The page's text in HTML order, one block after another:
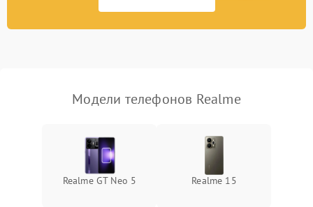
Модели телефонов Realme
Realme GT Neo 5 Realme 15